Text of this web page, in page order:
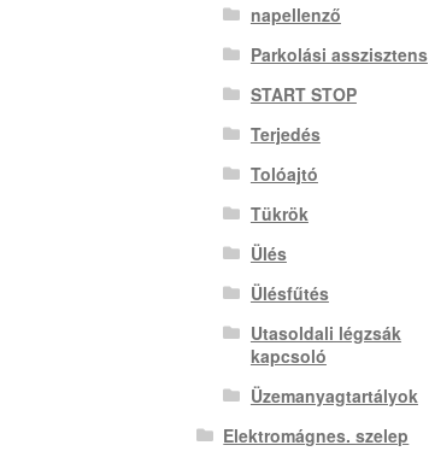
napellenző
Parkolási asszisztens
START STOP
Terjedés
Tolóajtó
Tükrök
Ülés
Ülésfűtés
Utasoldali légzsák
kapcsoló
Üzemanyagtartályok
Elektromágnes. szelep